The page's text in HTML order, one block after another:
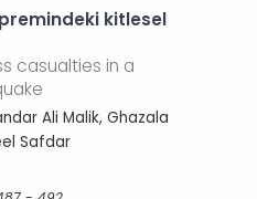
kitlesel
casualties in a
Ali Malik, Ghazala
Safdar